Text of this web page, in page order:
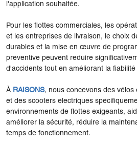
l'application souhaitée.
Pour les flottes commerciales, les
et les entreprises de livraison, le choix
durables et la mise en œuvre de
préventive peuvent réduire
d'accidents tout en améliorant la fiabilité
À RAISONS, nous concevons des vélos
et des scooters électriques
environnements de flottes exigeants,
améliorer la sécurité, réduire la
temps de fonctionnement.